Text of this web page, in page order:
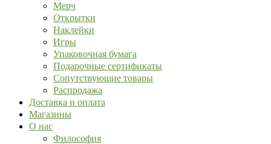
Мерч
Открытки
Наклейки
Игры
Упаковочная бумага
Подарочные сертификаты
Сопутствующие товары
Распродажа
Доставка и оплата
Магазины
О нас
Философия